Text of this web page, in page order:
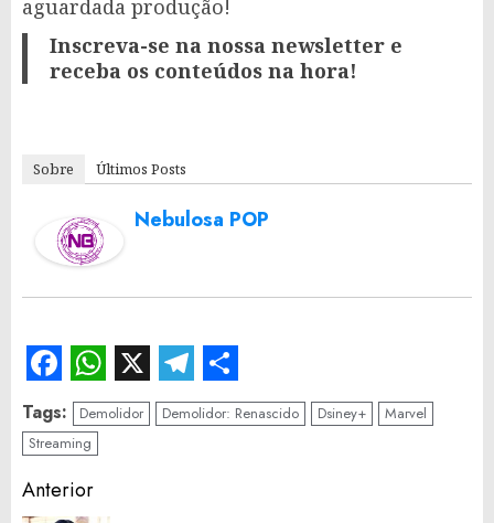
aguardada produção!
Inscreva-se na nossa newsletter e
receba os conteúdos na hora!
Sobre Últimos Posts
Nebulosa POP
Facebook
WhatsApp
X Telegram
Share
Tags: Demolidor Demolidor: Renascido Dsiney+
Marvel
Streaming
Continue
Anterior